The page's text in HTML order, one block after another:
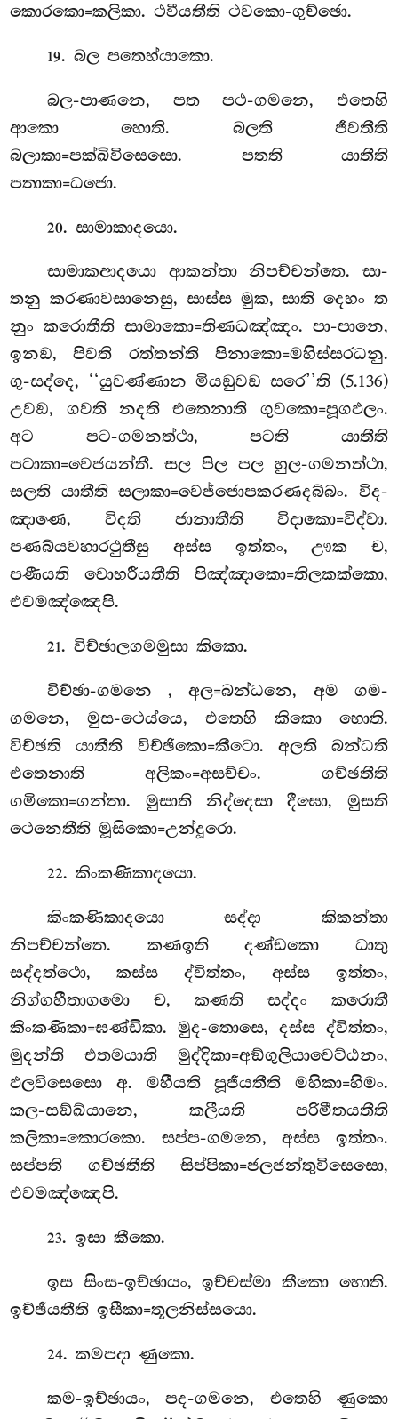
කොරකො=කලිකා. ථවීයතීති ථවකො-ගුච්ඡො.
19. බල පතෙහ්යාකො.
බල-පාණනෙ, පත පථ-ගමනෙ, එතෙහි
ආකො හොති. බලති ජීවතීති
බලාකා=පක්ඛිවිසෙසො. පතති යාතීති
පතාකා=ධජො.
20. සාමාකාදයො.
සාමාකආදයො ආකන්තා නිපච්චන්තෙ. සා-
තනු කරණාවසානෙසු, සාස්ස මුක, සාති දෙහං ත
නුං කරොතීති සාමාකො=තිණධඤ්ඤං. පා-පානෙ,
ඉනඞ, පිවති රත්තන්ති පිනාකො=මහිස්සරධනු.
ගු-සද්දෙ, ‘‘යුවණ්ණාන මියඞුවඞ සරෙ’’ති (5.136)
උවඞ, ගවති නදති එතෙනාති ගුවකො=පූගඵලං.
අට පට-ගමනත්ථා, පටති යාතීති
පටාකා=වෙජයන්තී. සල පිල පල හුල-ගමනත්ථා,
සලති යාතීති සලාකා=වෙජ්ජොපකරණදබ්බං. විද-
ඤාණෙ, විදති ජානාතීති විදාකො=විද්වා.
පණබ්යවහාරථුතීසු අස්ස ඉත්තං, ඌක ච,
පණීයති වොහරීයතීති පිඤ්ඤාකො=තිලකක්කො,
එවමඤ්ඤෙපි.
21. විච්ඡාලගමමුසා කිකො.
විච්ඡා-ගමනෙ, අල=බන්ධනෙ, අම ගම-
ගමනෙ, මුස-ථෙය්යෙ, එතෙහි කිකො හොති.
විච්ඡති යාතීති විච්ඡිකො=කීටො. අලති බන්ධති
එතෙනාති අලිකං=අසච්චං. ගච්ඡතීති
ගමිකො=ගන්තා. මුසාති නිද්දෙසා දීඝො, මුසති
ථෙනෙතීති මූසිකො=උන්දූරො.
22. කිංකණිකාදයො.
කිංකණිකාදයො සද්දා කිකන්තා
නිපච්චන්තෙ. කණඉති දණ්ඩකො ධාතු
සද්දත්ථො, කස්ස ද්විත්තං, අස්ස ඉත්තං,
නිග්ගහීතාගමො ච, කණති සද්දං කරොතී
කිංකණිකා=ඝණ්ඩිකා. මුද-තොසෙ, දස්ස ද්විත්තං,
මුදන්ති එතමයාති මුද්දිකා=අඞ්ගුලියාවෙට්ඨනං,
ඵලවිසෙසො අ. මහීයති පූජීයතීති මහිකා=හිමං.
කල-සඞ්ඛ්යානෙ, කලීයති පරිමීතයතීති
කලිකා=කොරකො. සප්ප-ගමනෙ, අස්ස ඉත්තං.
සප්පති ගච්ඡතීති සිප්පිකා=ජලජන්තුවිසෙසො,
එවමඤ්ඤෙපි.
23. ඉසා කීකො.
ඉස සිංස-ඉච්ඡායං, ඉච්චස්මා කීකො හොති.
ඉච්ඡීයතීති ඉසීකා=තූලනිස්සයො.
24. කමපදා ණුකො.
කම-ඉච්ඡායං, පද-ගමනෙ, එතෙහි ණුකො